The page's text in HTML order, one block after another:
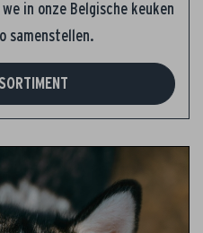
in onze Belgische keuken
samenstellen.